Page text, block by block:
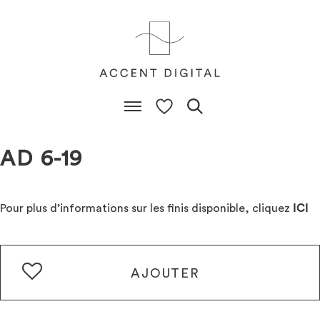
AD 6-19
Pour plus d’informations sur les finis disponible, cliquez ICI
AJOUTER